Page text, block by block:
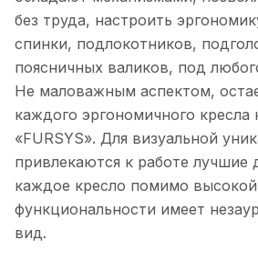
без труда, настроить
спинки, подлокотников,
поясничных валиков, под
Не маловажным аспектом,
каждого эргономичного кресла
«FURSYS». Для визуальной
привлекаются к работе лучшие
каждое кресло помимо высокой
функциональности имеет
вид.